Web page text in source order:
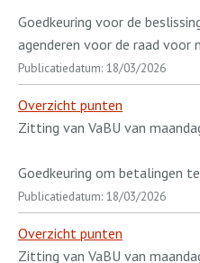
Goedkeuring voor de
agenderen voor de raad voor
Publicatiedatum: 18/03/2026
Overzicht punten
Zitting van VaBU van
Goedkeuring om betalingen
Publicatiedatum: 18/03/2026
Overzicht punten
Zitting van VaBU van